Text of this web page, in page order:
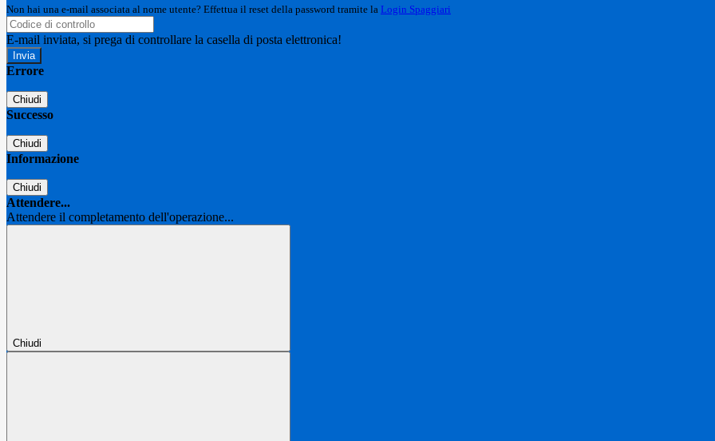
Non hai una e-mail associata al nome utente? Effettua il reset della password tramite la Login Spaggiari
E-mail inviata, si prega di controllare la casella di posta elettronica!
Errore
Chiudi
Successo
Chiudi
Informazione
Chiudi
Attendere...
Attendere il completamento dell'operazione...
Chiudi